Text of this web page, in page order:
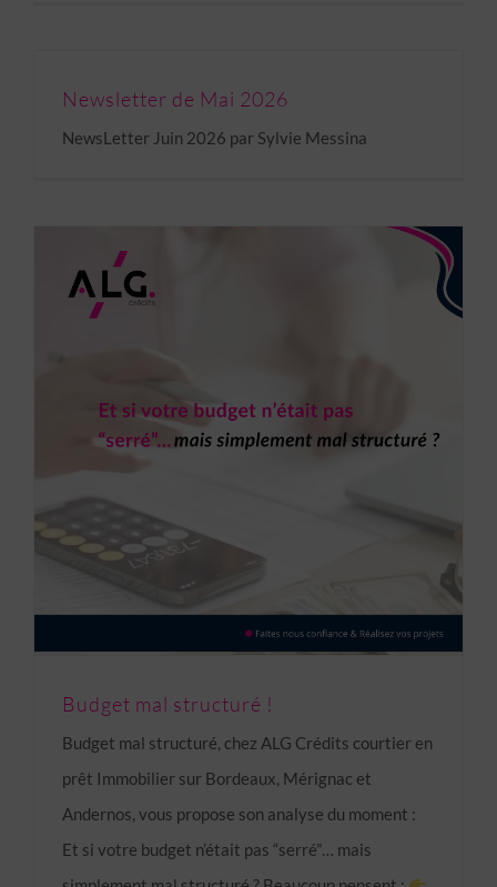
Newsletter de Mai 2026
NewsLetter Juin 2026 par Sylvie Messina
Budget mal structuré !
Budget mal structuré, chez ALG Crédits courtier en
prêt Immobilier sur Bordeaux, Mérignac et
Andernos, vous propose son analyse du moment :
Et si votre budget n’était pas “serré”… mais